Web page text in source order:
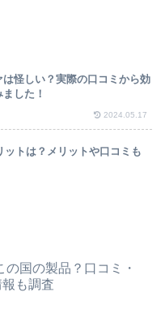
怪しい？実際の口コミから効
した！
2024.05.17
ットは？メリットや口コミも
の国の製品？口コミ・
も調査